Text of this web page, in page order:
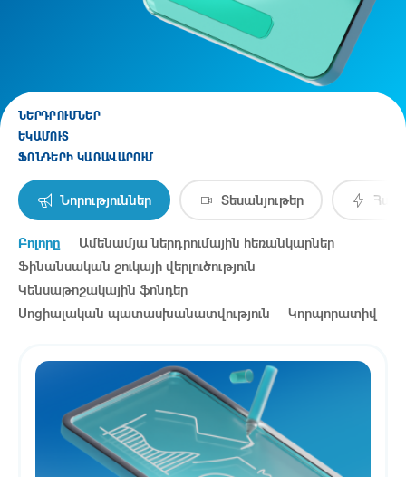
ՆԵՐԴՐՈՒՄՆԵՐ
ԵԿԱՄՈՒՏ
ՖՈՆԴԵՐԻ ԿԱՌԱՎԱՐՈՒՄ
Նորություններ Տեսանյութեր
Բոլորը
Ամենամյա ներդրումային հեռանկարներ
Ֆինանսական շուկայի վերլուծություն
Կենսաթոշակային ֆոնդեր
Սոցիալական պատասխանատվություն
Կորպորատիվ